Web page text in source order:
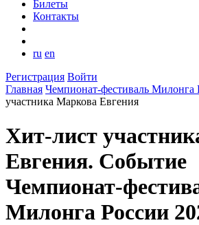
Билеты
Контакты
ru en
Регистрация Войти
Главная Чемпионат-фестиваль Милонга
участника Маркова Евгения
Хит-лист
Евгения. Событие
Чемпионат-
Милонга России